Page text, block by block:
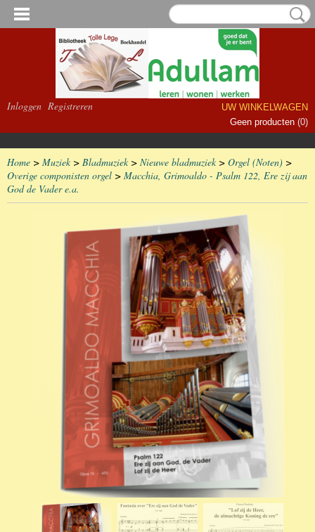
Inloggen Registreren
UW WINKELWAGEN
Geen producten (0)
Home > Muziek> Bladmuziek> Nieuwe bladmuziek> Orgel (Noten) >
Overige componisten orgel > Macchia, Grimoaldo - Psalm 122, Ere zij aan
God de Vader e.a.